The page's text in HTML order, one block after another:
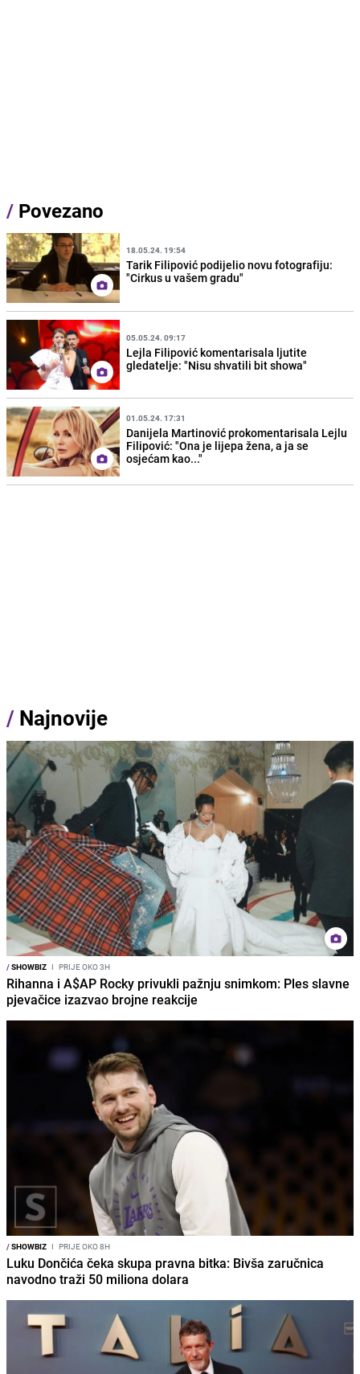
/ Povezano
18.05.24. 19:54
Tarik Filipović podijelio novu fotografiju:
"Cirkus u vašem gradu"
05.05.24. 09:17
Lejla Filipović komentarisala ljutite
gledatelje: "Nisu shvatili bit showa"
01.05.24. 17:31
Danijela Martinović prokomentarisala Lejlu
Filipović: "Ona je lijepa žena, a ja se
osjećam kao..."
/ Najnovije
/SHOWBIZ I PRIJE OKO 3H
Rihanna i A$AP Rocky privukli pažnju snimkom: Ples slavne
pjevačice izazvao brojne reakcije
/SHOWBIZ I PRIJE OKO 8H
Luku Dončića čeka skupa pravna bitka: Bivša zaručnica
navodno traži 50 miliona dolara